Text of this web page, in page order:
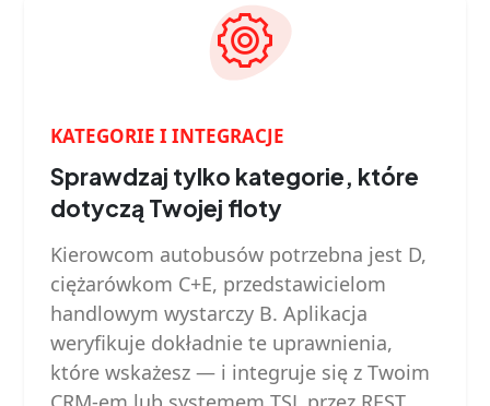
KATEGORIE I INTEGRACJE
Sprawdzaj tylko kategorie, które
dotyczą Twojej floty
Kierowcom autobusów potrzebna jest D,
ciężarówkom C+E, przedstawicielom
handlowym wystarczy B. Aplikacja
weryfikuje dokładnie te uprawnienia,
które wskażesz — i integruje się z Twoim